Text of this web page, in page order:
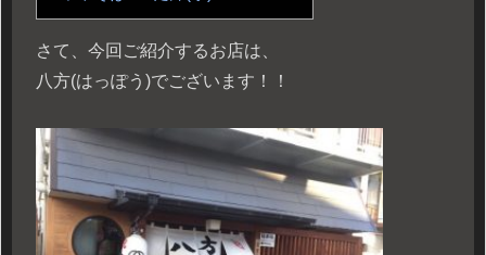
さて、今回ご紹介するお店は、
八方(はっぽう)でございます！！